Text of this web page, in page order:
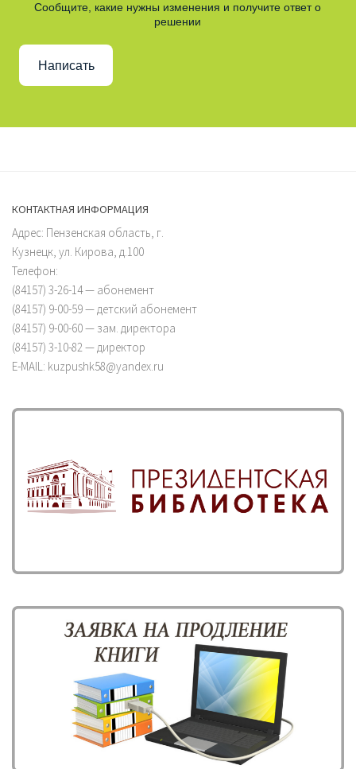
Сообщите, какие нужны изменения и получите ответ о
решении
Написать
КОНТАКТНАЯ ИНФОРМАЦИЯ
Адрес: Пензенская область, г.
Кузнецк, ул. Кирова, д.100
Телефон:
(84157) 3-26-14 — абонемент
(84157) 9-00-59 — детский абонемент
(84157) 9-00-60 — зам. директора
(84157) 3-10-82 — директор
E-MAIL: kuzpushk58@yandex.ru